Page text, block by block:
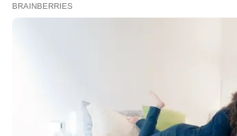
População da Beira Recusa Água